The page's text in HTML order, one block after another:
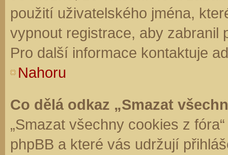
použití uživatelského jména,
vypnout registrace, aby zabranil
Pro další informace kontaktuje
Nahoru
Co dělá odkaz „Smazat
„Smazat všechny cookies z
phpBB a které vás udržují